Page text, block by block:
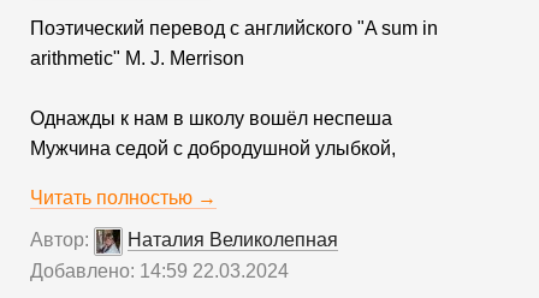
Поэтический перевод с английского "A sum in
arithmetic" M. J. Merrison
Однажды к нам в школу вошёл неспеша
Мужчина седой с добродушной улыбкой,
Читать полностью →
Автор:
Наталия Великолепная
Добавлено: 14:59 22.03.2024